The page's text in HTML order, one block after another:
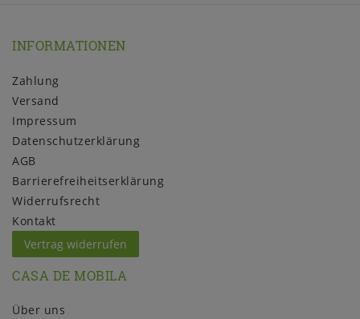
INFORMATIONEN
Zahlung
Versand
Impressum
Daten­schutz­erklärung
AGB
Barrierefreiheitserklärung
Widerrufs­recht
Kontakt
Vertrag widerrufen
CASA DE MOBILA
Über uns